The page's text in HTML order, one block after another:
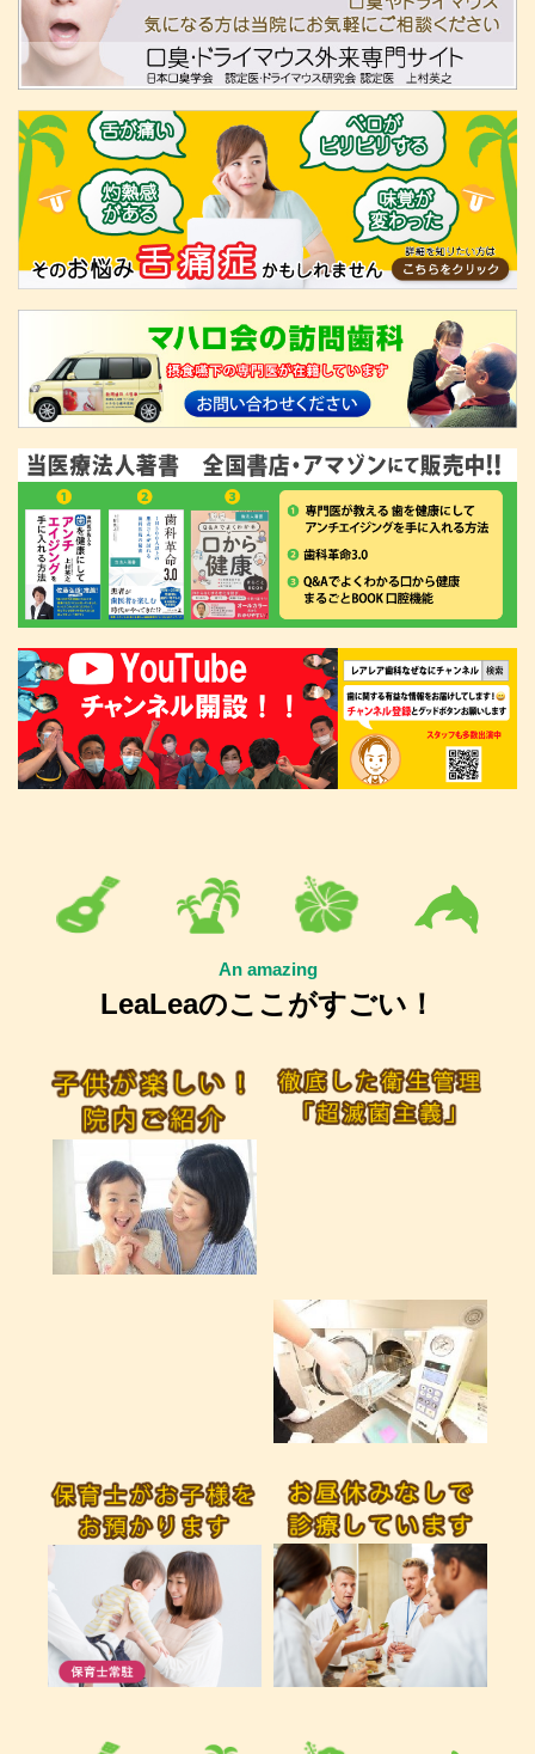
An amazing
LeaLeaのここがすごい！